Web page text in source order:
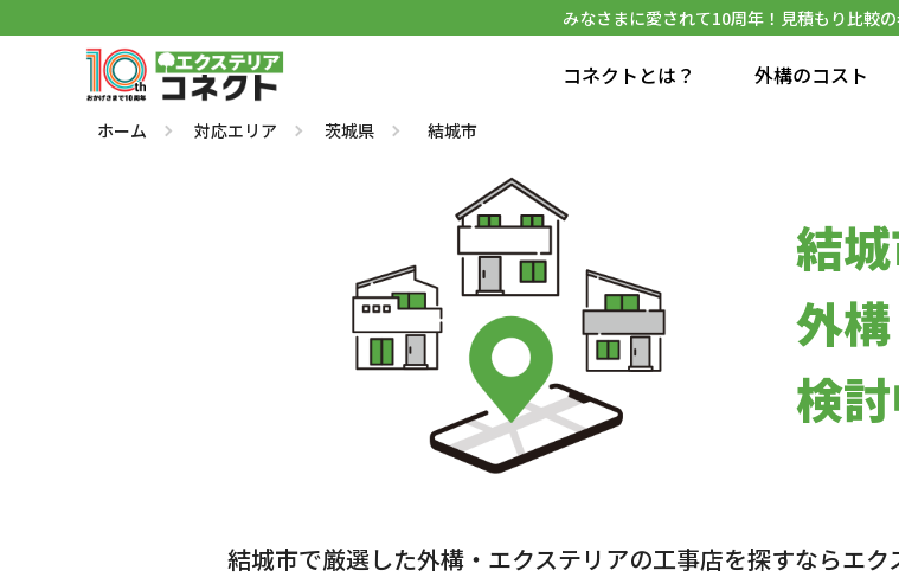
みなさまに愛されて10周年！見積もり比較の
コネクトとは？ 外構のコスト
ホーム 対応エリア 茨城県 結城市
結
外
検
結城市で厳選した外構・エクステリアの工事店を探すならエク